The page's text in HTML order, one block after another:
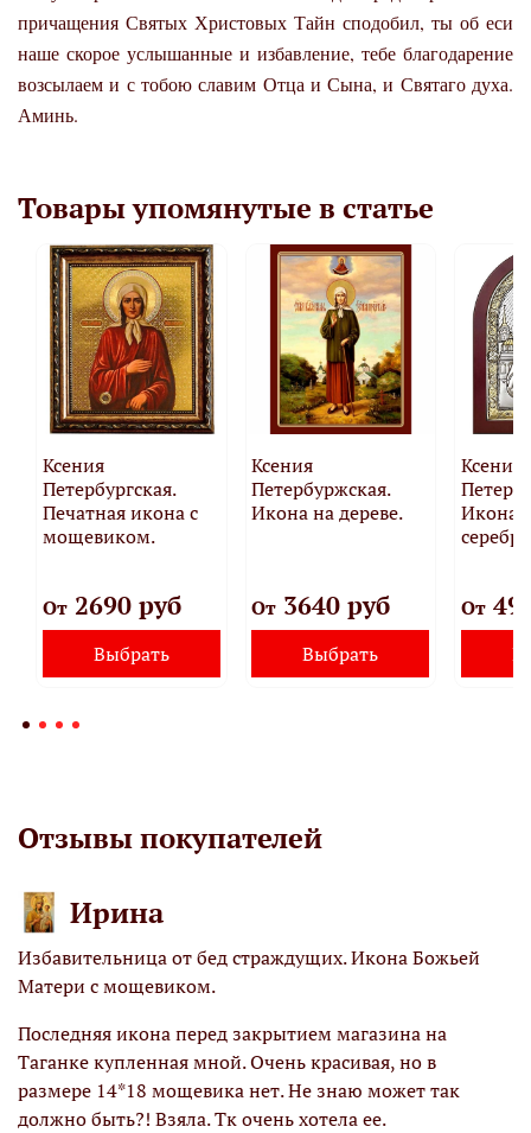
причащения Святых Христовых Тайн сподобил, ты об еси
наше скорое услышанные и избавление, тебе благодарение
возсылаем и с тобою славим Отца и Сына, и Святаго духа.
Аминь.
Товары упомянутые в статье
Ксения
Петербургская.
Печатная икона с
мощевиком.
От2690 руб
Выбрать
Ксения
Петербуржская.
Икона на дереве.
От 3640 руб
Выбрать
Ксения
Икона в
От
Отзывы покупателей
Ирина
Избавительница от бед страждущих. Икона Божьей
Матери с мощевиком.
Последняя икона перед закрытием магазина на
Таганке купленная мной. Очень красивая, но в
размере 14*18 мощевика нет. Не знаю может так
должно быть?! Взяла. Тк очень хотела ее.